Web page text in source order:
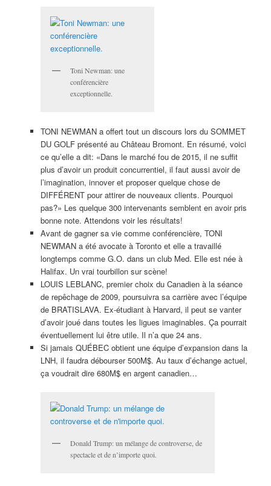
Toni Newman: une
conférencière
exceptionnelle.
TONI NEWMAN a offert tout un discours lors du SOMMET
DU GOLF présenté au Château Bromont. En résumé, voici
ce qu’elle a dit: «Dans le marché fou de 2015, il ne suffit
plus d’avoir un produit concurrentiel, il faut aussi avoir de
l’imagination, innover et proposer quelque chose de
DIFFÉRENT pour attirer de nouveaux clients. Pourquoi
pas?» Les quelque 300 intervenants semblent en avoir pris
bonne note. Attendons voir les résultats!
Avant de gagner sa vie comme conférencière, TONI
NEWMAN a été avocate à Toronto et elle a travaillé
longtemps comme G.O. dans un club Med. Elle est née à
Halifax. Un vrai tourbillon sur scène!
LOUIS LEBLANC, premier choix du Canadien à la séance
de repêchage de 2009, poursuivra sa carrière avec l’équipe
de BRATISLAVA. Ex-étudiant à Harvard, il peut se vanter
d’avoir joué dans toutes les ligues imaginables. Ça pourrait
éventuellement lui être utile. Il n’a que 24 ans.
Si jamais QUÉBEC obtient une équipe d’expansion dans la
LNH, il faudra débourser 500M$. Au taux d’échange actuel,
ça voudrait dire 680M$ en argent canadien…
Donald Trump: un mélange de controverse, de
spectacle et de n’importe quoi.